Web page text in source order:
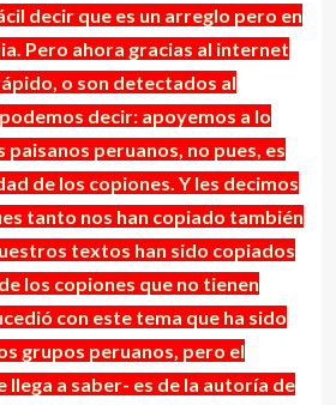
decir que es un arreglo pero en
Pero ahora gracias al internet
o son detectados al
decir: apoyemos a lo
peruanos, no pues, es
de los copiones. Y les decimos
tanto nos han copiado también
textos han sido copiados
los copiones que no tienen
con este tema que ha sido
grupos peruanos, pero el
llega a saber- es de la autoría de